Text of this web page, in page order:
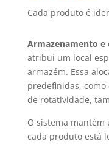
Cada produto é
Armazenamento e
atribui um local
armazém. Essa
predefinidas,
de rotatividade,
O sistema
cada produto está